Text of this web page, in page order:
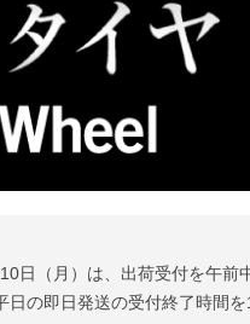
日（月）は、出荷受付を午前
の即日発送の受付終了時間